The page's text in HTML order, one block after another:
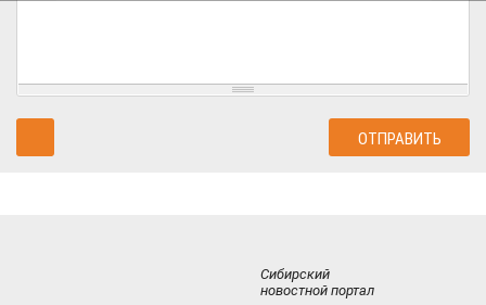
Сибирский
новостной портал